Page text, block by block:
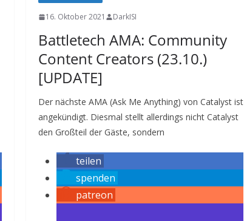
16. Oktober 2021 DarkISI
Battletech AMA: Community
Content Creators (23.10.)
[UPDATE]
Der nächste AMA (Ask Me Anything) von Catalyst ist
angekündigt. Diesmal stellt allerdings nicht Catalyst
den Großteil der Gäste, sondern
teilen
spenden
patreon